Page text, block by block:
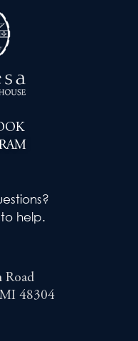
help.
Road
48304